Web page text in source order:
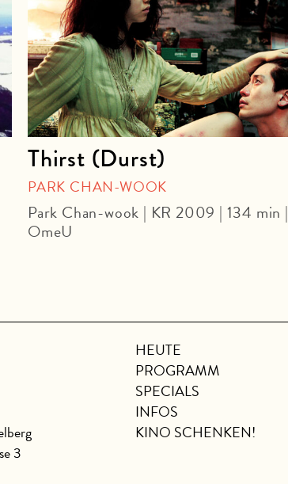
Thirst (Durst)
PARK CHAN-WOOK
Park Chan-wook | KR 2009 | 134 min |
OmeU
3
HEUTE
PROGRAMM
SPECIALS
INFOS
KINO SCHENKEN!